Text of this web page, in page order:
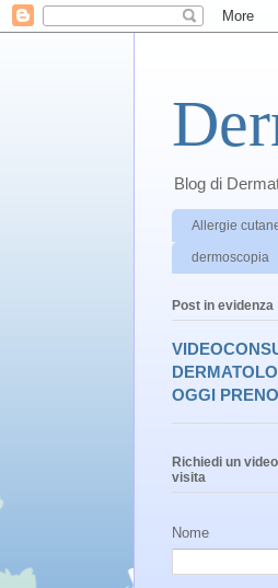
Blog di
Allergie
dermoscopia
Post in evidenza
OGGI
Richiedi un
visita
Nome